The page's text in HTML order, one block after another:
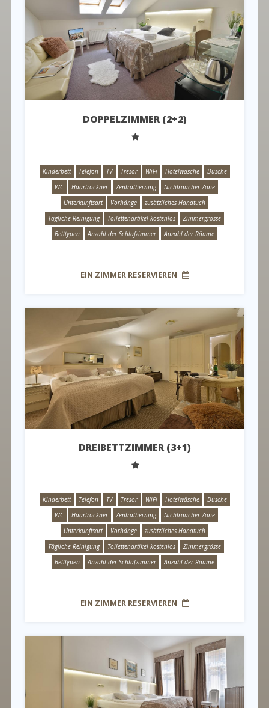
DOPPELZIMMER (2+2)
Kinderbett Telefon TV Tresor WiFi Hotelwäsche
Dusche
WC
Haartrockner Zentralheizung
Nichtraucher-Zone
Unterkunftsart
Vorhänge
zusätzliches Handtuch
Tägliche Reinigung
Toilettenartikel kostenlos
Zimmergrösse
Betttypen
Anzahl der Schlafzimmer Anzahl der Räume
EIN ZIMMER RESERVIEREN
DREIBETTZIMMER (3+1)
Kinderbett Telefon TV Tresor WiFi Hotelwäsche
Dusche
WC
Haartrockner Zentralheizung
Nichtraucher-Zone
Unterkunftsart
Vorhänge
zusätzliches Handtuch
Tägliche Reinigung
Toilettenartikel kostenlos
Zimmergrösse
Betttypen
Anzahl der Schlafzimmer Anzahl der Räume
EIN ZIMMER RESERVIEREN